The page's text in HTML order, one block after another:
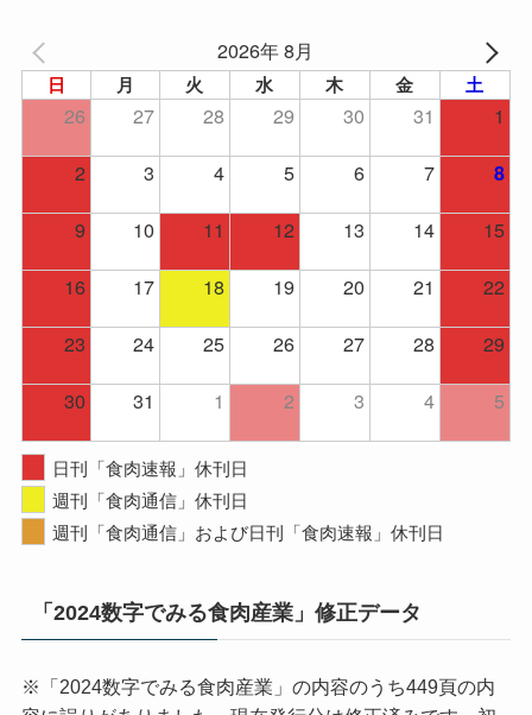
2026年 8月
日 月 火 水 木 金 土
26 27 28 29 30 31
1
2
3 4 5 6 7 8
9 10 11 12 13 14
15
16
17 18 19 20 21
22
23
24 25 26 27 28
29
30
31 1 2 3 4 5
日刊「食肉速報」休刊日
週刊「食肉通信」休刊日
週刊「食肉通信」および日刊「食肉速報」休刊日
「2024数字でみる食肉産業」修正データ
※「2024数字でみる食肉産業」の内容のうち449頁の内